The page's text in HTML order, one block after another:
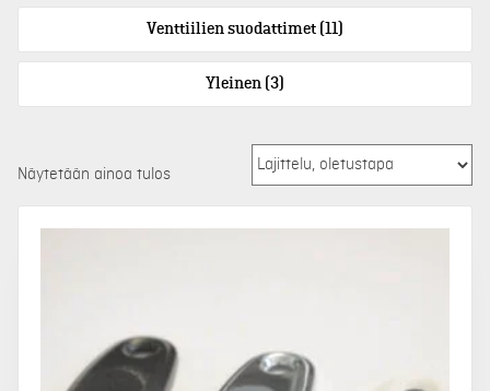
Venttiilien suodattimet (11)
Yleinen (3)
Näytetään ainoa tulos